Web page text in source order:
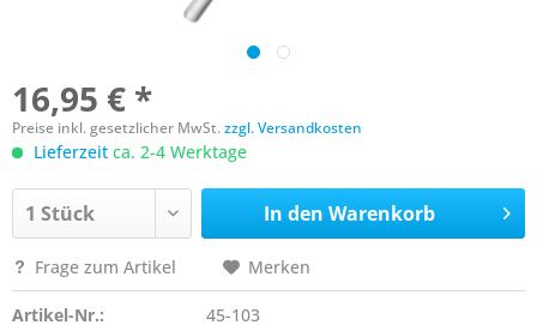
16,95 € *
Preise inkl. gesetzlicher MwSt.zzgl. Versandkosten
Lieferzeit ca. 2-4 Werktage
In den Warenkorb
Frage zum Artikel Merken
Artikel-Nr.:
45-103